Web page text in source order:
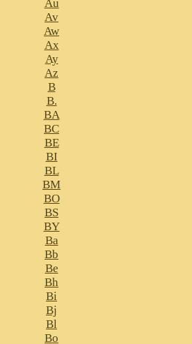
Au
Av
Aw
Ax
Ay
Az
B
B.
BA
BC
BE
BI
BL
BM
BO
BS
BY
Ba
Bb
Be
Bh
Bi
Bj
Bl
Bo